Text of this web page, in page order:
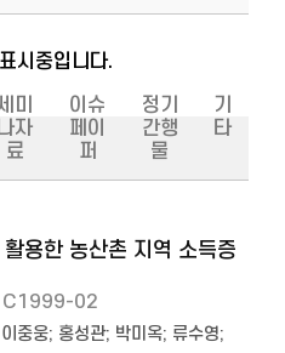
시중입니다.
미
나자
료
이슈
페이
퍼
정기
간행
물
기
타
용한 농산촌 지역 소득증
C1999-02
이중웅; 홍성관; 박미옥; 류수영;